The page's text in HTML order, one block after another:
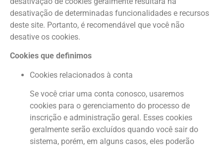
desativação de determinadas funcionalidades e recursos
deste site. Portanto, é recomendável que você não
desative os cookies.
Cookies que definimos
Cookies relacionados à conta
Se você criar uma conta conosco, usaremos
cookies para o gerenciamento do processo de
inscrição e administração geral. Esses cookies
geralmente serão excluídos quando você sair do
sistema, porém, em alguns casos, eles poderão